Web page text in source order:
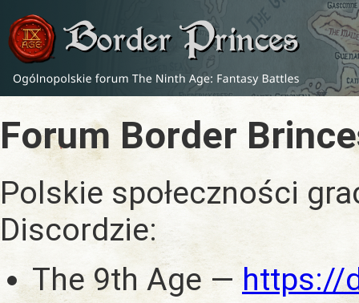
Forum Border
Polskie społeczności
Discordzie:
The 9th Age —https://